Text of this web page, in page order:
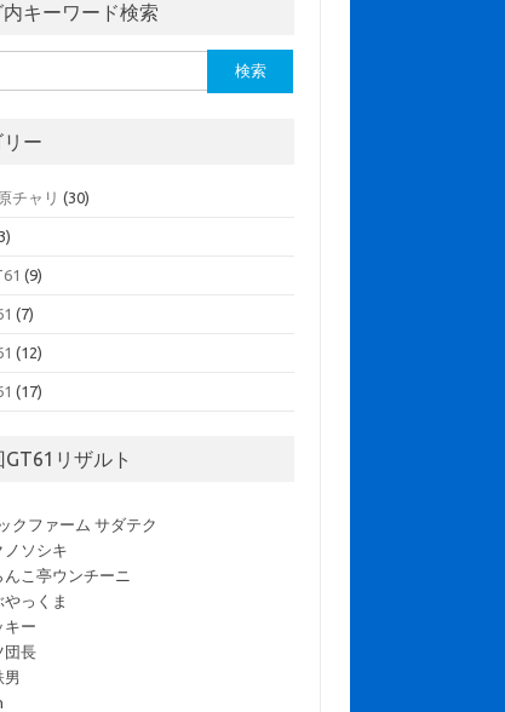
キーワード検索
ー
チャリ (30)
(9)
(7)
(12)
(17)
リザルト
クファーム サダテク
ノソシキ
んこ亭ウンチーニ
やっくま
キー
団長
男